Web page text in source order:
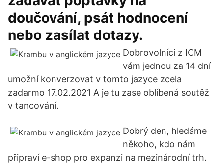
doučování, psát hodnocení
nebo zasílat dotazy.
Dobrovolníci z ICM
vám jednou za 14 dní
umožní konverzovat v tomto jazyce zcela
zadarmo 17.02.2021 A je tu zase oblíbená soutěž
v tancování.
Dobrý den, hledáme
někoho, kdo nám
připraví e-shop pro expanzi na mezinárodní trh.